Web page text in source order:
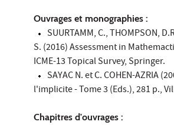
Ouvrages et monographies :
SUURTAMM, C., THOMPSON,
S. (2016) Assessment in
ICME-13 Topical Survey, Springer.
SAYAC N. et C. COHEN-AZRIA
l'implicite - Tome 3 (Eds.), 281 p.,
Chapitres d'ouvrages :